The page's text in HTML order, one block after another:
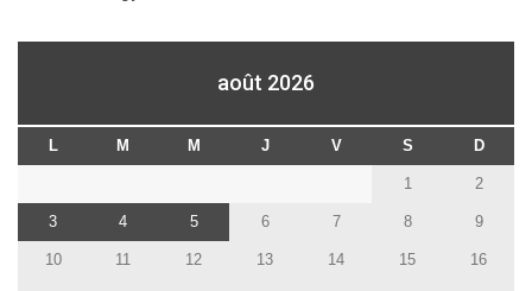
août 2026
L M M J V S D
1 2
3 4 5 6 7 8 9
10 11 12 13 14 15 16